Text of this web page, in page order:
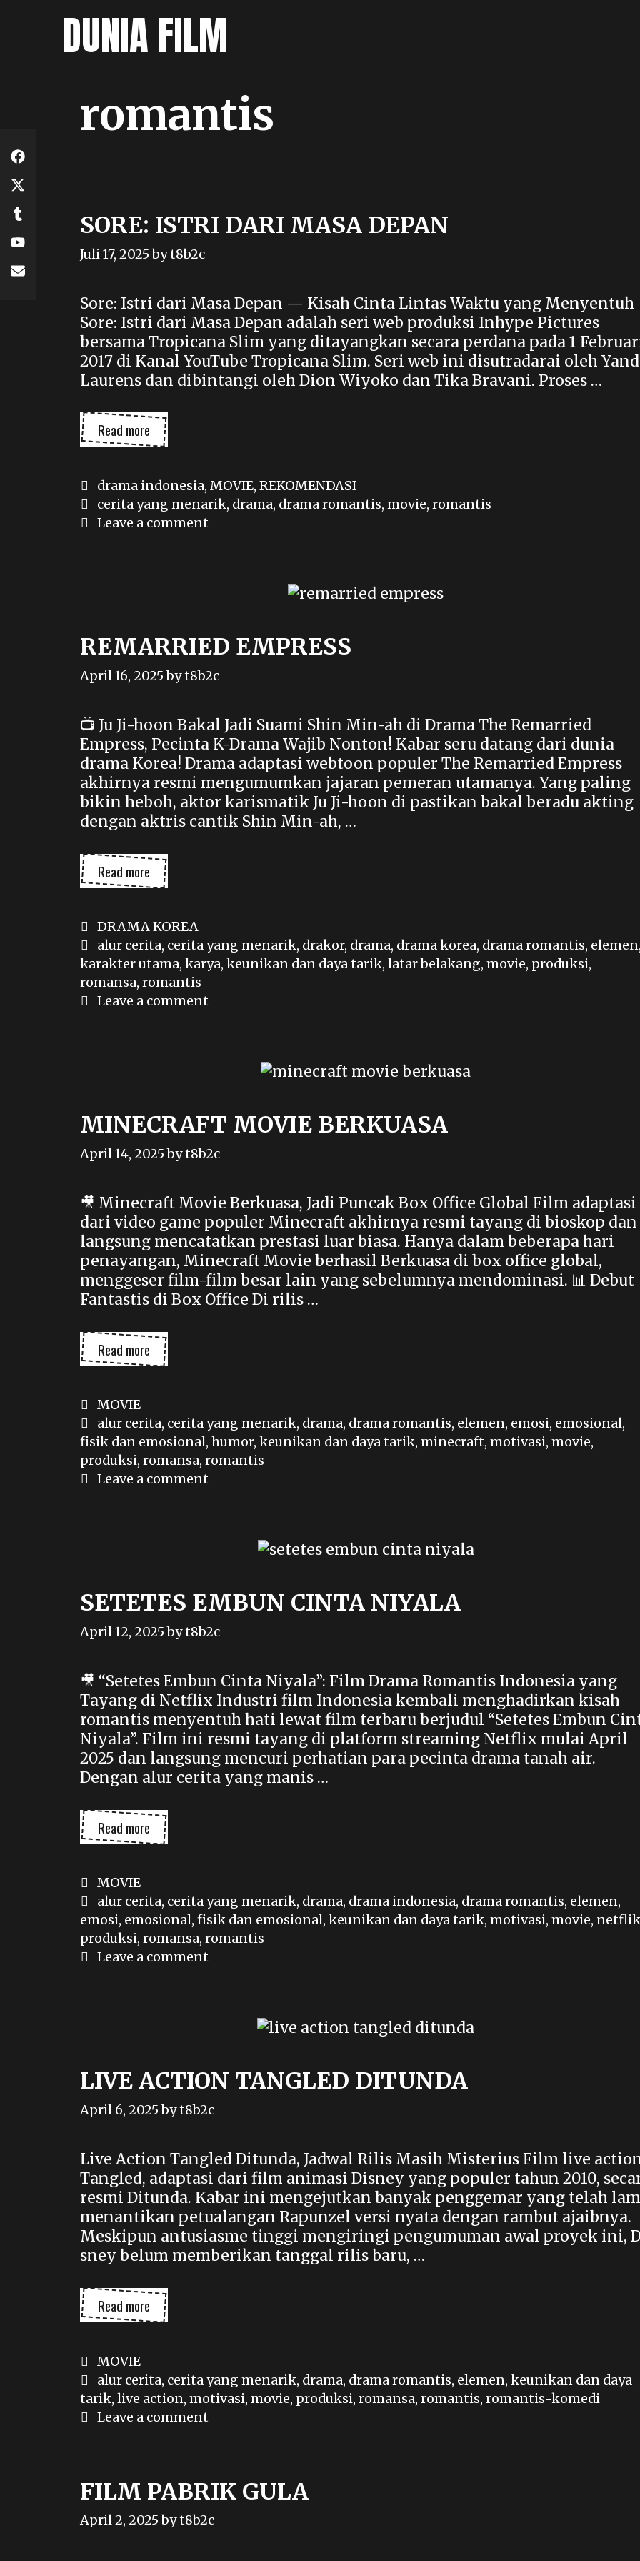
DUNIA FILM
romantis
SORE: ISTRI DARI MASA DEPAN
Juli 17, 2025 byt8b2c
Sore: Istri dari Masa Depan — Kisah Cinta Lintas Waktu yang Menyentuh
Sore: Istri dari Masa Depan adalah seri web produksi Inhype Pictures
bersama Tropicana Slim yang ditayangkan secara perdana pada 1
2017 di Kanal YouTube Tropicana Slim. Seri web ini disutradarai oleh
Laurens dan dibintangi oleh Dion Wiyoko dan Tika Bravani. Proses …
Read more SORE:
ISTRI
MASA
DEPAN
Categories
drama indonesia, MOVIE, REKOMENDASI
Tags
cerita yang menarik, drama, drama romantis, movie, romantis
Leave a comment
REMARRIED EMPRESS
April 16, 2025 byt8b2c
📺 Ju Ji-hoon Bakal Jadi Suami Shin Min-ah di Drama The Remarried
Empress, Pecinta K-Drama Wajib Nonton! Kabar seru datang dari dunia
drama Korea! Drama adaptasi webtoon populer The Remarried Empress
akhirnya resmi mengumumkan jajaran pemeran utamanya. Yang paling
bikin heboh, aktor karismatik Ju Ji-hoon di pastikan bakal beradu akting
dengan aktris cantik Shin Min-ah, …
Read more REMARRIED
EMPRESS
Categories
DRAMA KOREA
Tags
alur cerita, cerita yang menarik, drakor, drama, drama korea, drama romantis, elemen
karakter utama, karya, keunikan dan daya tarik, latar belakang, movie, produksi,
romansa, romantis
Leave a comment
MINECRAFT MOVIE BERKUASA
April 14, 2025 byt8b2c
🎥 Minecraft Movie Berkuasa, Jadi Puncak Box Office Global Film adaptasi
dari video game populer Minecraft akhirnya resmi tayang di bioskop dan
langsung mencatatkan prestasi luar biasa. Hanya dalam beberapa hari
penayangan, Minecraft Movie berhasil Berkuasa di box office global,
menggeser film-film besar lain yang sebelumnya mendominasi. 📊 Debut
Fantastis di Box Office Di rilis …
Read more MINECRAFT
MOVIE
Categories
MOVIE
Tags
alur cerita, cerita yang menarik, drama, drama romantis, elemen, emosi, emosional,
fisik dan emosional, humor, keunikan dan daya tarik, minecraft, motivasi, movie,
produksi, romansa, romantis
Leave a comment
SETETES EMBUN CINTA NIYALA
April 12, 2025 byt8b2c
🎥 “Setetes Embun Cinta Niyala”: Film Drama Romantis Indonesia yang
Tayang di Netflix Industri film Indonesia kembali menghadirkan kisah
romantis menyentuh hati lewat film terbaru berjudul “Setetes Embun
Niyala”. Film ini resmi tayang di platform streaming Netflix mulai April
2025 dan langsung mencuri perhatian para pecinta drama tanah air.
Dengan alur cerita yang manis …
Read more SETETES
EMBUN
Categories
MOVIE
Tags
alur cerita, cerita yang menarik, drama, drama indonesia, drama romantis, elemen,
emosi, emosional, fisik dan emosional, keunikan dan daya tarik, motivasi, movie, netflik
produksi, romansa, romantis
Leave a comment
LIVE ACTION TANGLED DITUNDA
April 6, 2025 byt8b2c
Live Action Tangled Ditunda, Jadwal Rilis Masih Misterius Film live
Tangled, adaptasi dari film animasi Disney yang populer tahun 2010,
resmi Ditunda. Kabar ini mengejutkan banyak penggemar yang telah
menantikan petualangan Rapunzel versi nyata dengan rambut ajaibnya.
Meskipun antusiasme tinggi mengiringi pengumuman awal proyek ini,
sney belum memberikan tanggal rilis baru, …
Read more LIVE
ACTION
Categories
MOVIE
Tags
alur cerita, cerita yang menarik, drama, drama romantis, elemen, keunikan dan daya
tarik, live action, motivasi, movie, produksi, romansa, romantis, romantis-komedi
Leave a comment
FILM PABRIK GULA
April 2, 2025 byt8b2c